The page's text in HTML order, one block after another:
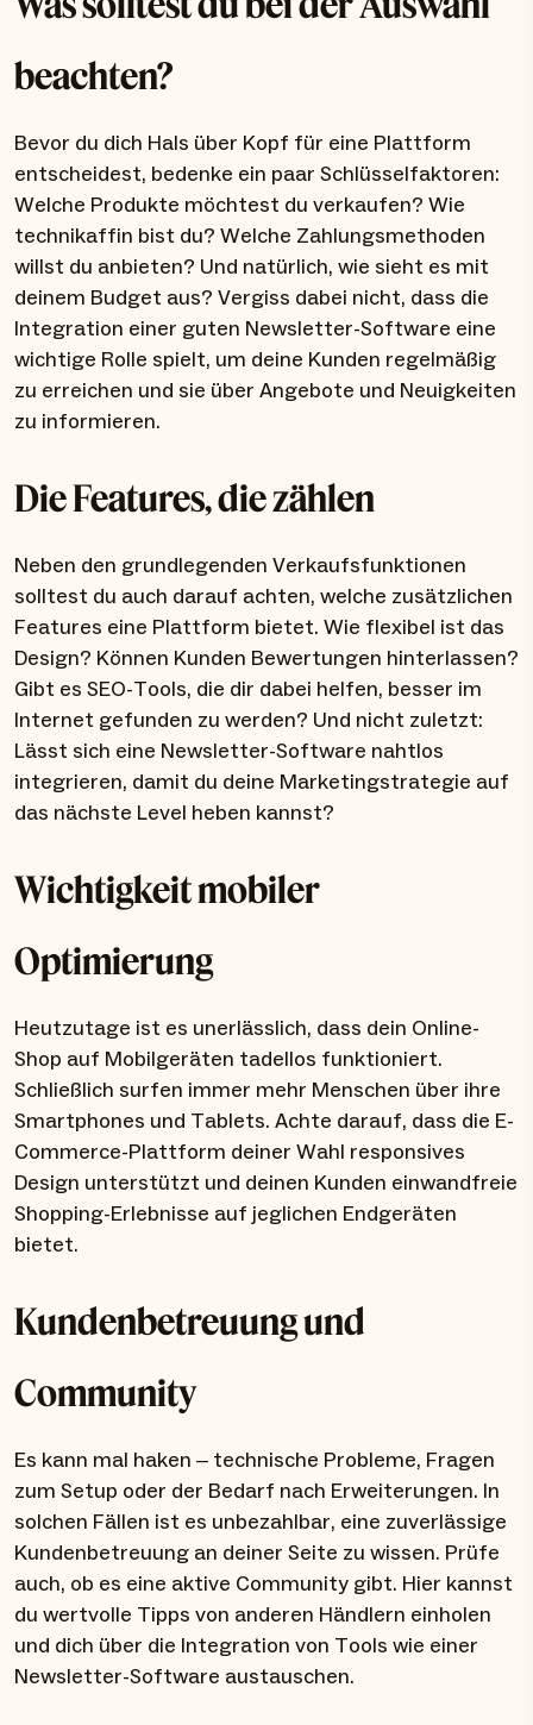
beachten?
Bevor du dich Hals über Kopf für eine Plattform
entscheidest, bedenke ein paar Schlüsselfaktoren:
Welche Produkte möchtest du verkaufen? Wie
technikaffin bist du? Welche Zahlungsmethoden
willst du anbieten? Und natürlich, wie sieht es mit
deinem Budget aus? Vergiss dabei nicht, dass die
Integration einer guten Newsletter-Software eine
wichtige Rolle spielt, um deine Kunden regelmäßig
zu erreichen und sie über Angebote und Neuigkeiten
zu informieren.
Die Features, die zählen
Neben den grundlegenden Verkaufsfunktionen
solltest du auch darauf achten, welche zusätzlichen
Features eine Plattform bietet. Wie flexibel ist das
Design? Können Kunden Bewertungen hinterlassen?
Gibt es SEO-Tools, die dir dabei helfen, besser im
Internet gefunden zu werden? Und nicht zuletzt:
Lässt sich eine Newsletter-Software nahtlos
integrieren, damit du deine Marketingstrategie auf
das nächste Level heben kannst?
Wichtigkeit mobiler
Optimierung
Heutzutage ist es unerlässlich, dass dein Online-
Shop auf Mobilgeräten tadellos funktioniert.
Schließlich surfen immer mehr Menschen über ihre
Smartphones und Tablets. Achte darauf, dass die E-
Commerce-Plattform deiner Wahl responsives
Design unterstützt und deinen Kunden einwandfreie
Shopping-Erlebnisse auf jeglichen Endgeräten
bietet.
Kundenbetreuung und
Community
Es kann mal haken – technische Probleme, Fragen
zum Setup oder der Bedarf nach Erweiterungen. In
solchen Fällen ist es unbezahlbar, eine zuverlässige
Kundenbetreuung an deiner Seite zu wissen. Prüfe
auch, ob es eine aktive Community gibt. Hier kannst
du wertvolle Tipps von anderen Händlern einholen
und dich über die Integration von Tools wie einer
Newsletter-Software austauschen.